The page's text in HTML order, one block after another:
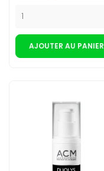
AJOUTER AU PANIER